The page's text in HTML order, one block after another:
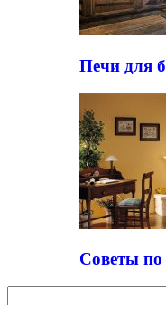
Печи для
Советы по